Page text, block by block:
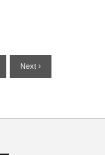
Next ›